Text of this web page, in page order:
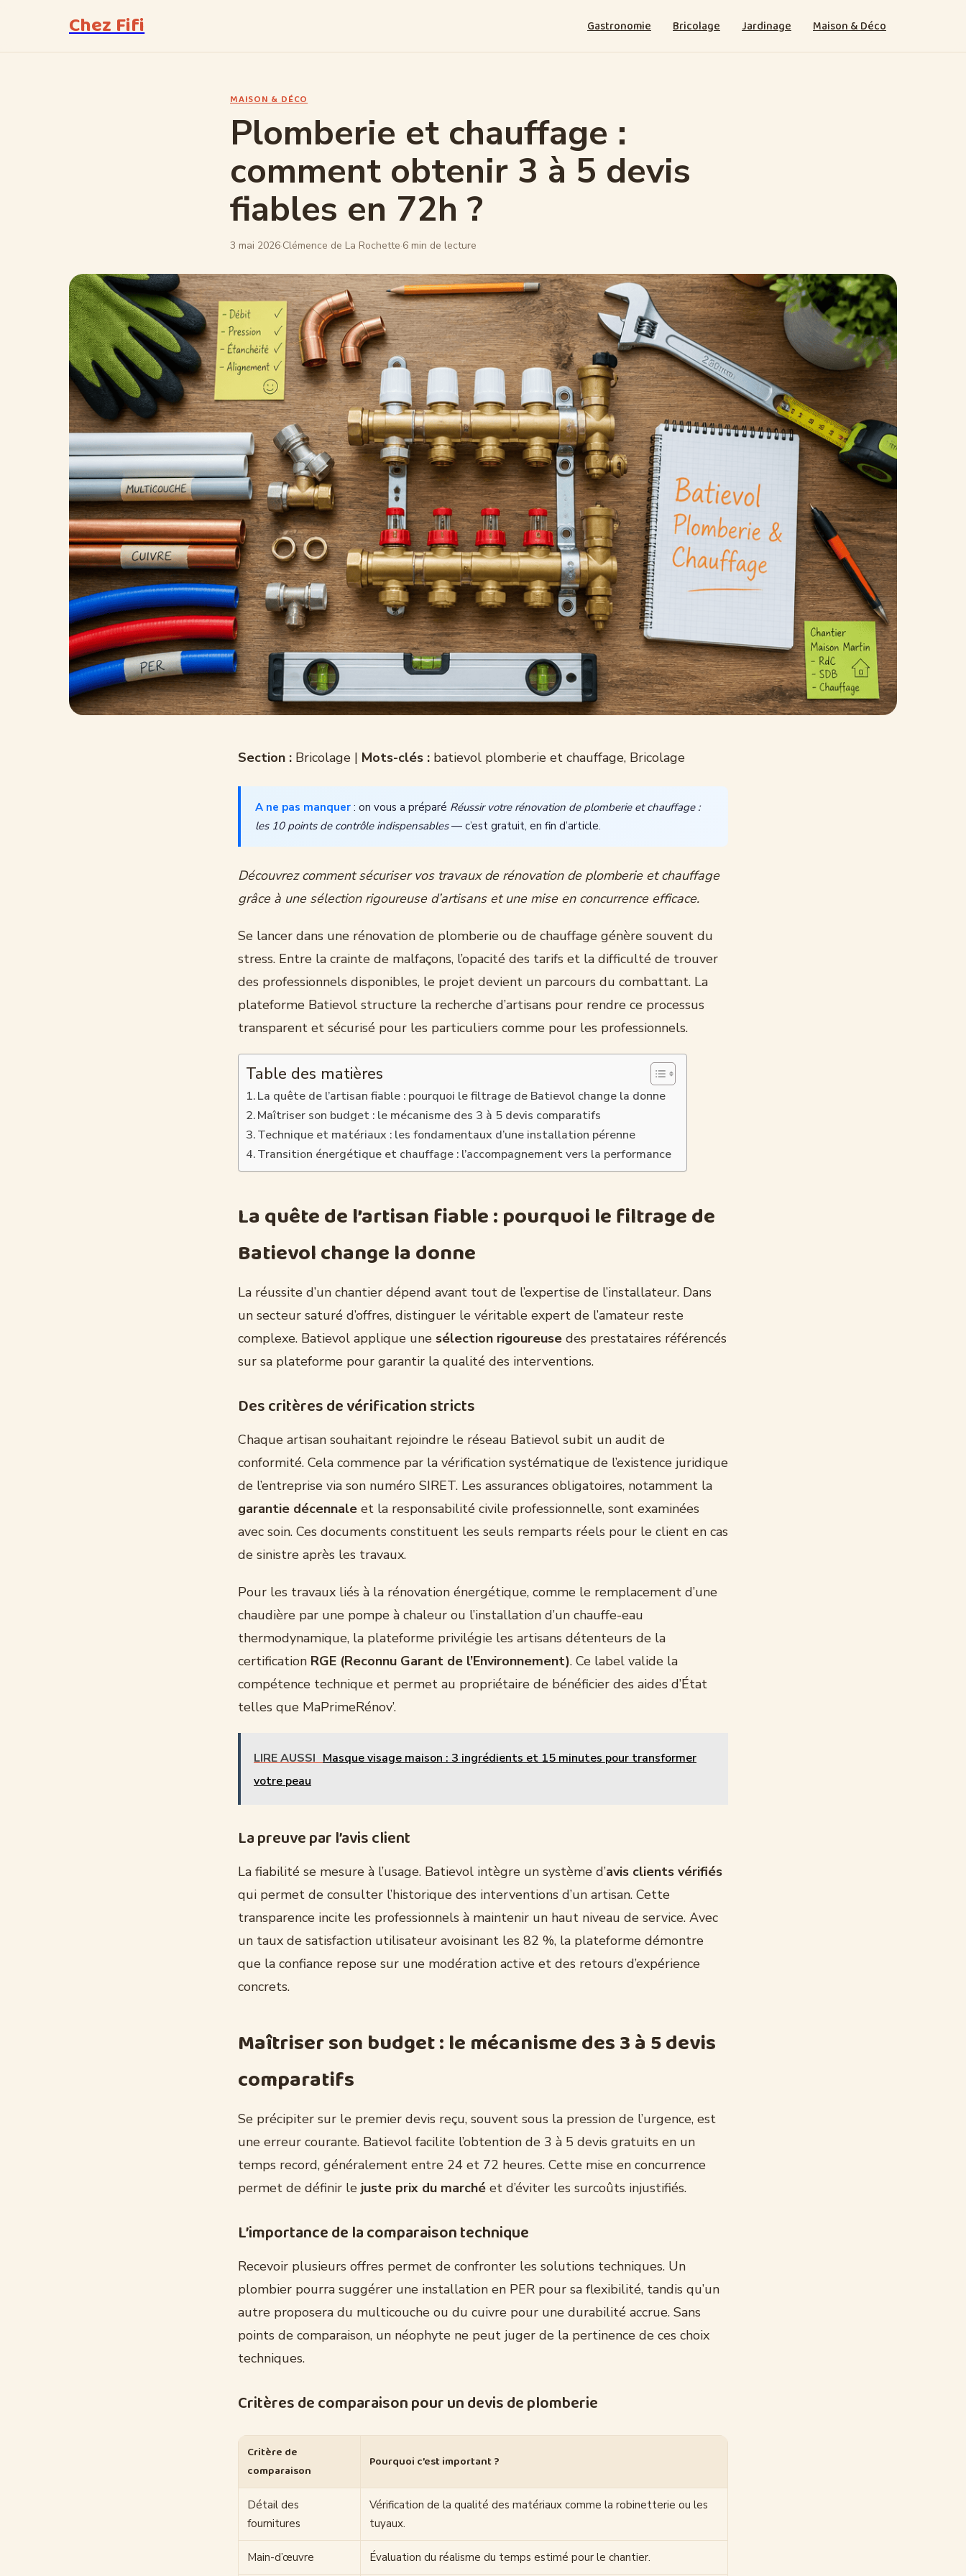
Chez Fifi Gastronomie Bricolage Jardinage Maison & Déco
MAISON & DÉCO
Plomberie et chauffage :
comment obtenir 3 à 5 devis
fiables en 72h ?
3 mai 2026·Clémence de La Rochette·6 min de lecture
Section : Bricolage | Mots-clés : batievol plomberie et chauffage, Bricolage
A ne pas manquer : on vous a préparé Réussir votre rénovation de plomberie et chauffage :
les 10 points de contrôle indispensables— c’est gratuit, en fin d’article.
Découvrez comment sécuriser vos travaux de rénovation de plomberie et chauffage
grâce à une sélection rigoureuse d’artisans et une mise en concurrence efficace.
Se lancer dans une rénovation de plomberie ou de chauffage génère souvent du
stress. Entre la crainte de malfaçons, l’opacité des tarifs et la difficulté de trouver
des professionnels disponibles, le projet devient un parcours du combattant. La
plateforme Batievol structure la recherche d’artisans pour rendre ce processus
transparent et sécurisé pour les particuliers comme pour les professionnels.
Table des matières
La quête de l’artisan fiable : pourquoi le filtrage de Batievol change la donne
Maîtriser son budget : le mécanisme des 3 à 5 devis comparatifs
Technique et matériaux : les fondamentaux d’une installation pérenne
Transition énergétique et chauffage : l’accompagnement vers la performance
La quête de l’artisan fiable : pourquoi le filtrage de
Batievol change la donne
La réussite d’un chantier dépend avant tout de l’expertise de l’installateur. Dans
un secteur saturé d’offres, distinguer le véritable expert de l’amateur reste
complexe. Batievol applique une sélection rigoureuse des prestataires référencés
sur sa plateforme pour garantir la qualité des interventions.
Des critères de vérification stricts
Chaque artisan souhaitant rejoindre le réseau Batievol subit un audit de
conformité. Cela commence par la vérification systématique de l’existence juridique
de l’entreprise via son numéro SIRET. Les assurances obligatoires, notamment la
garantie décennale et la responsabilité civile professionnelle, sont examinées
avec soin. Ces documents constituent les seuls remparts réels pour le client en cas
de sinistre après les travaux.
Pour les travaux liés à la rénovation énergétique, comme le remplacement d’une
chaudière par une pompe à chaleur ou l’installation d’un chauffe-eau
thermodynamique, la plateforme privilégie les artisans détenteurs de la
certification RGE (Reconnu Garant de l’Environnement). Ce label valide la
compétence technique et permet au propriétaire de bénéficier des aides d’État
telles que MaPrimeRénov’.
LIRE AUSSI Masque visage maison : 3 ingrédients et 15 minutes pour transformer
votre peau
La preuve par l’avis client
La fiabilité se mesure à l’usage. Batievol intègre un système d’avis clients vérifiés
qui permet de consulter l’historique des interventions d’un artisan. Cette
transparence incite les professionnels à maintenir un haut niveau de service. Avec
un taux de satisfaction utilisateur avoisinant les 82 %, la plateforme démontre
que la confiance repose sur une modération active et des retours d’expérience
concrets.
Maîtriser son budget : le mécanisme des 3 à 5 devis
comparatifs
Se précipiter sur le premier devis reçu, souvent sous la pression de l’urgence, est
une erreur courante. Batievol facilite l’obtention de 3 à 5 devis gratuits en un
temps record, généralement entre 24 et 72 heures. Cette mise en concurrence
permet de définir le juste prix du marché et d’éviter les surcoûts injustifiés.
L’importance de la comparaison technique
Recevoir plusieurs offres permet de confronter les solutions techniques. Un
plombier pourra suggérer une installation en PER pour sa flexibilité, tandis qu’un
autre proposera du multicouche ou du cuivre pour une durabilité accrue. Sans
points de comparaison, un néophyte ne peut juger de la pertinence de ces choix
techniques.
Critères de comparaison pour un devis de plomberie
Critère de
comparaison
Pourquoi c’est important ?
Détail des
fournitures
Vérification de la qualité des matériaux comme la robinetterie ou les
tuyaux.
Main-d’œuvre Évaluation du réalisme du temps estimé pour le chantier.